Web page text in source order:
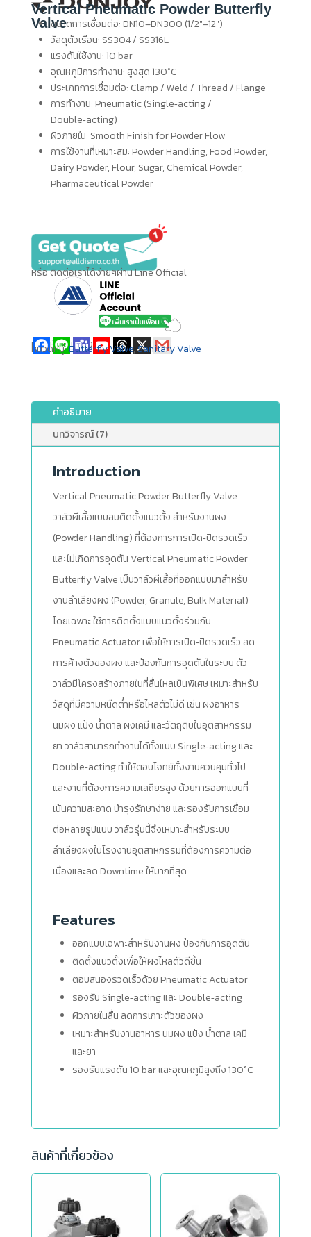
Vertical Pneumatic Powder Butterfly
Valveขนาดการเชื่อมต่อ: DN10–DN300 (1/2″–12″)
วัสดุตัวเรือน: SS304 / SS316L
แรงดันใช้งาน: 10 bar
อุณหภูมิการทำงาน: สูงสุด 130°C
ประเภทการเชื่อมต่อ: Clamp / Weld / Thread / Flange
การทำงาน: Pneumatic (Single‑acting /
Double‑acting)
ผิวภายใน: Smooth Finish for Powder Flow
การใช้งานที่เหมาะสม: Powder Handling, Food Powder,
Dairy Powder, Flour, Sugar, Chemical Powder,
Pharmaceutical Powder
หรือ ติดต่อเราได้ง่ายๆผ่าน Line Official
แชร์ให้เพื่อนของคุณ
หมวดหมู่:Butterfly Valve,Sanitary Valve
คำอธิบาย
บทวิจารณ์ (7)
Introduction
Vertical Pneumatic Powder Butterfly Valve
วาล์วผีเสื้อแบบลมติดตั้งแนวตั้ง สำหรับงานผง
(Powder Handling) ที่ต้องการการเปิด‑ปิดรวดเร็ว
และไม่เกิดการอุดตัน Vertical Pneumatic Powder
Butterfly Valve เป็นวาล์วผีเสื้อที่ออกแบบมาสำหรับ
งานลำเลียงผง (Powder, Granule, Bulk Material)
โดยเฉพาะ ใช้การติดตั้งแบบแนวตั้งร่วมกับ
Pneumatic Actuator เพื่อให้การเปิด‑ปิดรวดเร็ว ลด
การค้างตัวของผง และป้องกันการอุดตันในระบบ ตัว
วาล์วมีโครงสร้างภายในที่ลื่นไหลเป็นพิเศษ เหมาะสำหรับ
วัสดุที่มีความหนืดต่ำหรือไหลตัวไม่ดี เช่น ผงอาหาร
นมผง แป้ง น้ำตาล ผงเคมี และวัตถุดิบในอุตสาหกรรม
ยา วาล์วสามารถทำงานได้ทั้งแบบ Single‑acting และ
Double‑acting ทำให้ตอบโจทย์ทั้งงานควบคุมทั่วไป
และงานที่ต้องการความเสถียรสูง ด้วยการออกแบบที่
เน้นความสะอาด บำรุงรักษาง่าย และรองรับการเชื่อม
ต่อหลายรูปแบบ วาล์วรุ่นนี้จึงเหมาะสำหรับระบบ
ลำเลียงผงในโรงงานอุตสาหกรรมที่ต้องการความต่อ
เนื่องและลด Downtime ให้มากที่สุด
Features
ออกแบบเฉพาะสำหรับงานผง ป้องกันการอุดตัน
ติดตั้งแนวตั้งเพื่อให้ผงไหลตัวดีขึ้น
ตอบสนองรวดเร็วด้วย Pneumatic Actuator
รองรับ Single‑acting และ Double‑acting
ผิวภายในลื่น ลดการเกาะตัวของผง
เหมาะสำหรับงานอาหาร นมผง แป้ง น้ำตาล เคมี
และยา
รองรับแรงดัน 10 bar และอุณหภูมิสูงถึง 130°C
สินค้าที่เกี่ยวข้อง